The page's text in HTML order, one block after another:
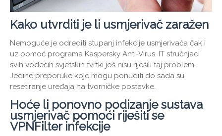
Kako utvrditi je li usmjerivač zaražen
Nemoguće je odrediti stupanj infekcije usmjerivača čak i
uz pomoć programa Kaspersky Anti-Virus. IT stručnjaci
svih vodećih svjetskih tvrtki još nisu riješili taj problem.
Jedine preporuke koje mogu ponuditi do sada su
resetiranje uređaja na tvorničke postavke.
Hoće li ponovno podizanje sustava
usmjerivač pomoći riješiti se
VPNFilter infekcije